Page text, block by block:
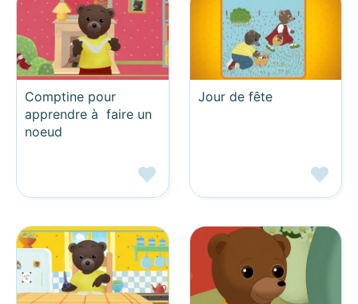
Comptine pour
apprendre à faire un
noeud
Jour de fête